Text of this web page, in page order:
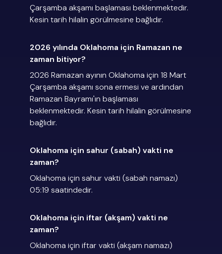
Çarşamba akşamı başlaması beklenmektedir.
Kesin tarih hilalin görülmesine bağlıdır.
2026 yılında Oklahoma için Ramazan ne
zaman bitiyor?
2026 Ramazan ayının Oklahoma için 18 Mart
Çarşamba akşamı sona ermesi ve ardından
Ramazan Bayramı'ın başlaması
beklenmektedir. Kesin tarih hilalin görülmesine
bağlıdır.
Oklahoma için sahur (sabah) vakti ne
zaman?
Oklahoma için sahur vakti (sabah namazı)
05:19 saatindedir.
Oklahoma için iftar (akşam) vakti ne
zaman?
Oklahoma için iftar vakti (akşam namazı)